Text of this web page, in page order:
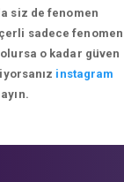
siz de fenomen
sadece fenomen
o kadar güven
instagram